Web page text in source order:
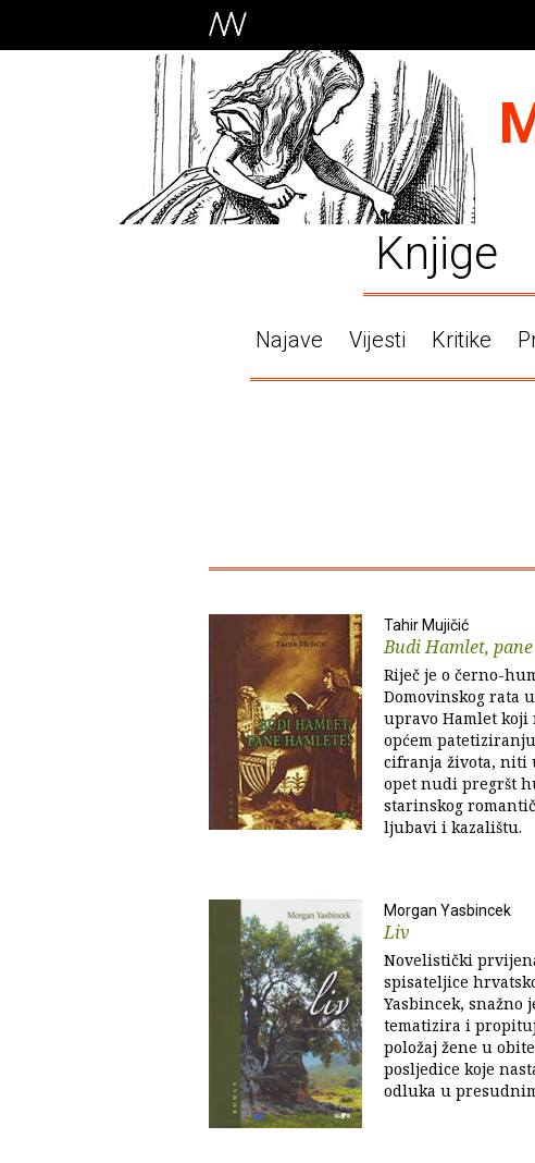
Knjige
Najave Vijesti Kritike
Tahir Mujičić
Budi Hamlet,
Riječ je o černo-
Domovinskog rata
upravo Hamlet
općem
cifranja života, niti
opet nudi pregršt
starinskog
ljubavi i kazalištu.
Morgan Yasbincek
Liv
Novelistički
spisateljice
Yasbincek, snažno
tematizira i
položaj žene u
posljedice koje
odluka u